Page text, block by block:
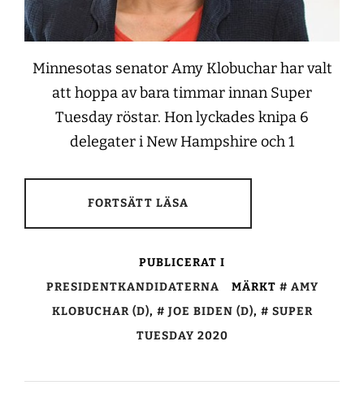
Minnesotas senator Amy Klobuchar har valt
att hoppa av bara timmar innan Super
Tuesday röstar. Hon lyckades knipa 6
delegater i New Hampshire och 1
FORTSÄTT LÄSA
PUBLICERAT I
PRESIDENTKANDIDATERNA
MÄRKT
AMY
KLOBUCHAR (D), JOE BIDEN (D),
SUPER
TUESDAY 2020